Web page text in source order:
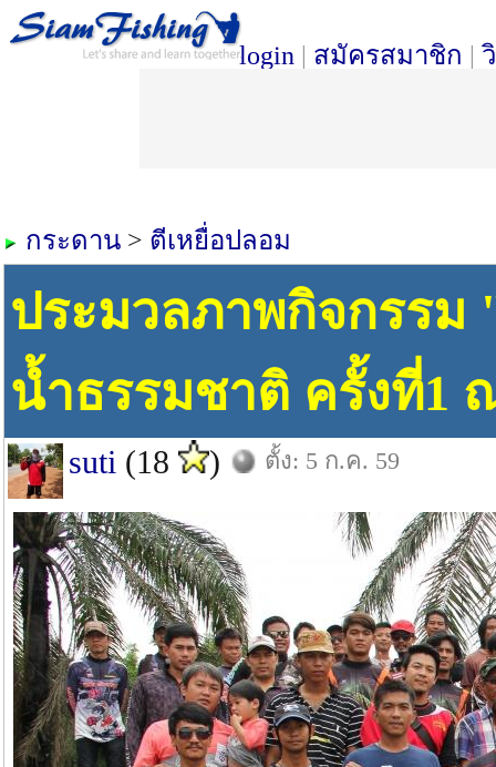
login | สมัครสมาชิก |
กระดาน > ตีเหยื่อปลอม
ประมวลภาพกิจกรร
น้ำธรรมชาติ ครั้งที่1
suti (18 ) ตั้ง: 5 ก.ค. 59